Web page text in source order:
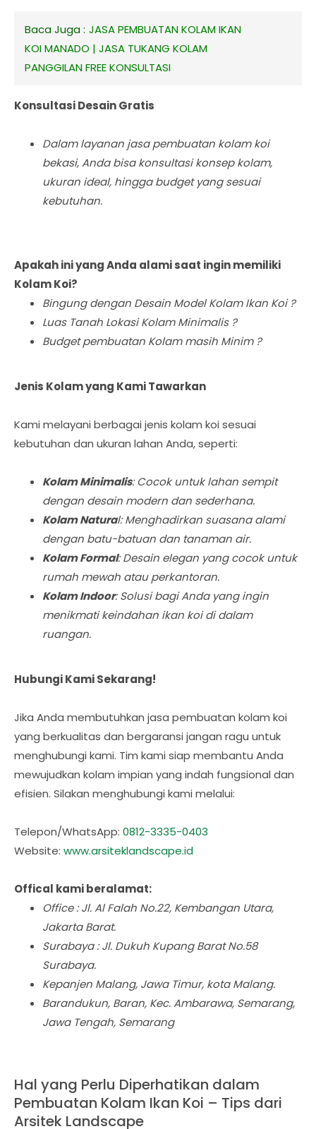
Baca Juga : JASA PEMBUATAN KOLAM IKAN
KOI MANADO | JASA TUKANG KOLAM
PANGGILAN FREE KONSULTASI
Konsultasi Desain Gratis
Dalam layanan jasa pembuatan kolam koi
bekasi, Anda bisa konsultasi konsep kolam,
ukuran ideal, hingga budget yang sesuai
kebutuhan.
Apakah ini yang Anda alami saat ingin memiliki
Kolam Koi?
Bingung dengan Desain Model Kolam Ikan Koi ?
Luas Tanah Lokasi Kolam Minimalis ?
Budget pembuatan Kolam masih Minim ?
Jenis Kolam yang Kami Tawarkan
Kami melayani berbagai jenis kolam koi sesuai
kebutuhan dan ukuran lahan Anda, seperti:
Kolam Minimalis: Cocok untuk lahan sempit
dengan desain modern dan sederhana.
Kolam Natural: Menghadirkan suasana alami
dengan batu-batuan dan tanaman air.
Kolam Formal: Desain elegan yang cocok untuk
rumah mewah atau perkantoran.
Kolam Indoor: Solusi bagi Anda yang ingin
menikmati keindahan ikan koi di dalam
ruangan.
Hubungi Kami Sekarang!
Jika Anda membutuhkan jasa pembuatan kolam koi
yang berkualitas dan bergaransi jangan ragu untuk
menghubungi kami. Tim kami siap membantu Anda
mewujudkan kolam impian yang indah fungsional dan
efisien. Silakan menghubungi kami melalui:
Telepon/WhatsApp: 0812-3335-0403
Website: www.arsiteklandscape.id
Offical kami beralamat:
Office : Jl. Al Falah No.22, Kembangan Utara,
Jakarta Barat.
Surabaya : Jl. Dukuh Kupang Barat No.58
Surabaya.
Kepanjen Malang, Jawa Timur, kota Malang.
Barandukun, Baran, Kec. Ambarawa, Semarang,
Jawa Tengah, Semarang
Hal yang Perlu Diperhatikan dalam
Pembuatan Kolam Ikan Koi – Tips dari
Arsitek Landscape